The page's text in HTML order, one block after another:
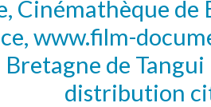
Cinémathèque de
www.film-
de
distribution